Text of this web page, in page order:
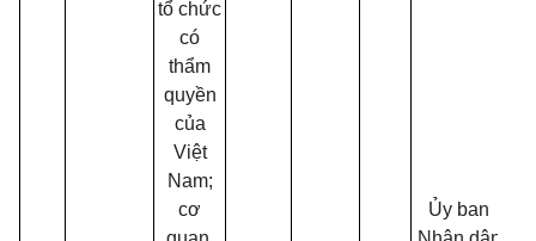
tổ chức
có
thẩm
quyền
của
Việt
Nam;
cơ
Ủy ban